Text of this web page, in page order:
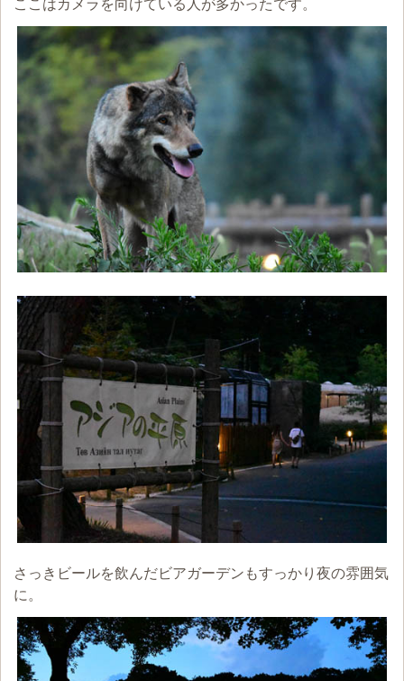
ここはカメラを向けている人が多かったです。
さっきビールを飲んだビアガーデンもすっかり夜の雰囲気
に。